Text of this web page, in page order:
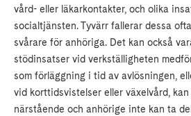
vård- eller läkarkontakter, och olika
socialtjänsten. Tyvärr fallerar dessa
svårare för anhöriga. Det kan också
stödinsatser vid verkställigheten
som förläggning i tid av avlösningen,
vid korttidsvistelser eller växelvård,
närstående och anhörige inte kan ta